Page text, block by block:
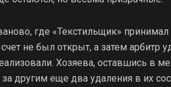
где «Текстильщик»
не был открыт, а затем арбитр
Хозяева, оставшись в
другим еще два удаления в их